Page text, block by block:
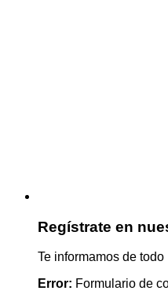
Regístrate en
Te informamos de todo
Error: Formulario de